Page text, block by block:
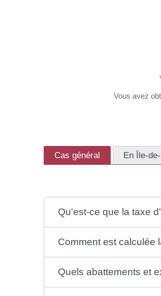
Vous avez
Cas général En Île-
Qu'est-ce que la taxe
Comment est calculée
Quels abattements et